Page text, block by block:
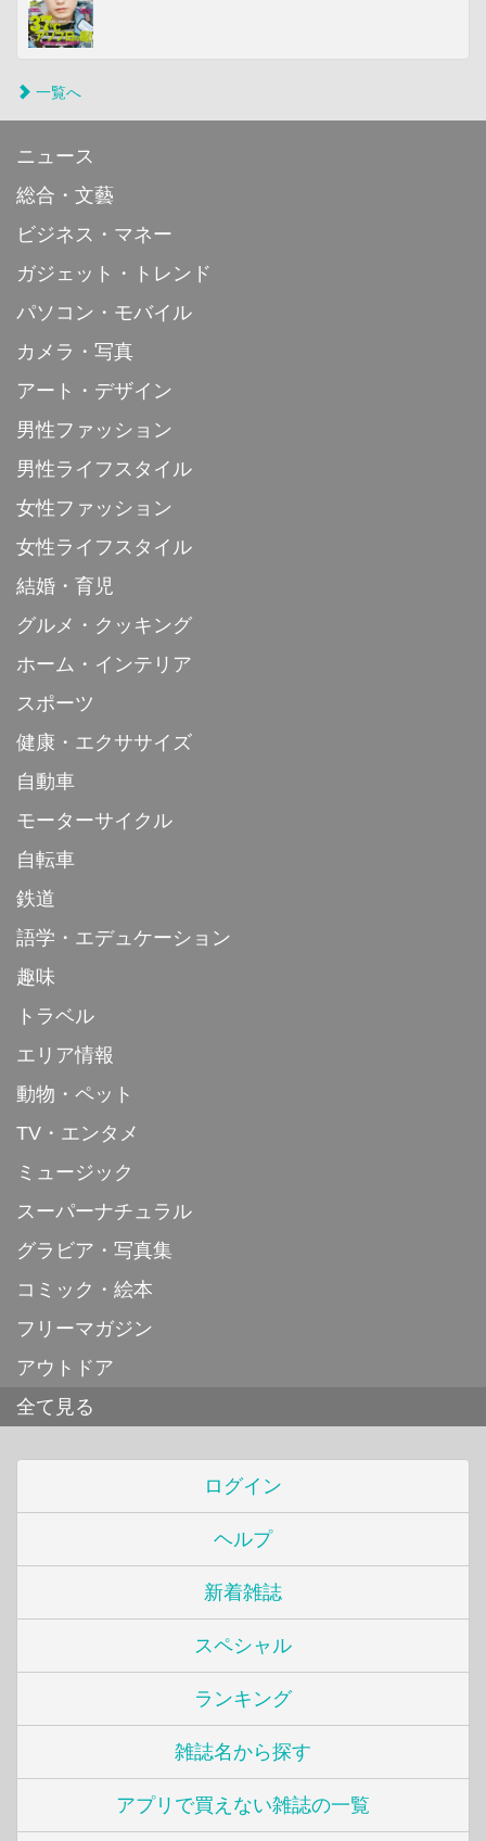
一覧へ
ニュース
総合・文藝
ビジネス・マネー
ガジェット・トレンド
パソコン・モバイル
カメラ・写真
アート・デザイン
男性ファッション
男性ライフスタイル
女性ファッション
女性ライフスタイル
結婚・育児
グルメ・クッキング
ホーム・インテリア
スポーツ
健康・エクササイズ
自動車
モーターサイクル
自転車
鉄道
語学・エデュケーション
趣味
トラベル
エリア情報
動物・ペット
TV・エンタメ
ミュージック
スーパーナチュラル
グラビア・写真集
コミック・絵本
フリーマガジン
アウトドア
全て見る
ログイン
ヘルプ
新着雑誌
スペシャル
ランキング
雑誌名から探す
アプリで買えない雑誌の一覧